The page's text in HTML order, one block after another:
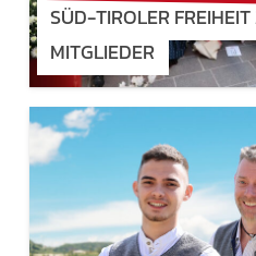
SÜD-TIROLER
MITGLIEDER